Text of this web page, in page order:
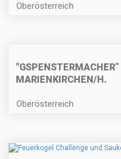
Oberösterreich
MARIENKIRCHEN/H.
Oberösterreich